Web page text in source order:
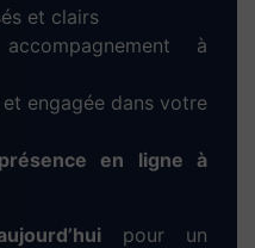
et clairs
à
engagée dans votre
en ligne à
pour un